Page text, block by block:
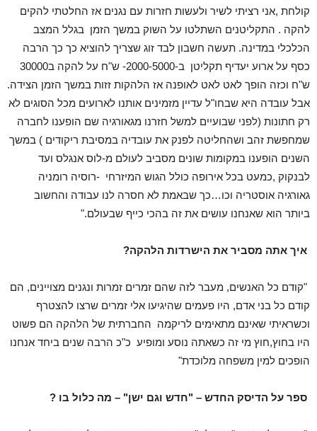
קולחת ,אני רציתי לשיר ולעשות חזרות עם נגנים אז החלטתי להקים
להקה . התקליטנים השתלטו על השוק במשך הזמן בגלל המצב
הכלכלי במדינה. תעשה חשבון לבד זוג שצריך להוציא כך כך הרבה
כסף על ארוע יעדיף תקליטן ב-2000-5000- ש"ח על להקה ב30000
ש"ח וכזה הופך לאט לאט לאופנה אז הלהקות זזות במשך הזמן הצידה.
אבל עובדה היא שבחו"ל עדיין מזמינים אותנו לארועים מכל הסוגים לא
רק חתונות (לפני שבועיים למשל חזרנו מגאורגיה שם הופענו לחברה
שמחפשת זהב ושהחליטה לפנק את עובדיה במסיבת ריקודים ) במשך
השנים הופענו במקומות שונים מסביב לעולם מ-לוס אנגלס ועד
לבנקוק ,כמעט בכל אירופה כולל הגוש המיזרחי -רוסיה רומניה
גאורגיה אוסטריה וכו…כך שבאמת לא חסרה לנו עבודה והחשוב
ביותר הוא שאנחנו עושים את זה בהכי כייף שבעולם."
איך אתה מסביר את הישרדות הלהקה?
"קודם כל האנשים, מעבר לזה שהם זמרים זמרות ונגנים מצויינים, הם
קודם כל בני אדם, היו פעמים שהיגיעו אלי זמרים שרצו להצטרף
וכשראיתי שאינם מתאימים לריקמה החברתית של הלהקה הם פשוט
היו בחוץ,חוץ מי זה כשאתה נוסע ומופיע כ"כ הרבה שנים ביחד אנחנו
הופכים למין משפחה מלוכדת"
ספר על הדיסק החדש – "חדש וגם ישן" – מה כלול בו ?